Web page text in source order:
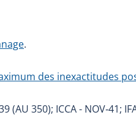
.
des inexactitudes
(AU 350); ICCA - NOV‑41;